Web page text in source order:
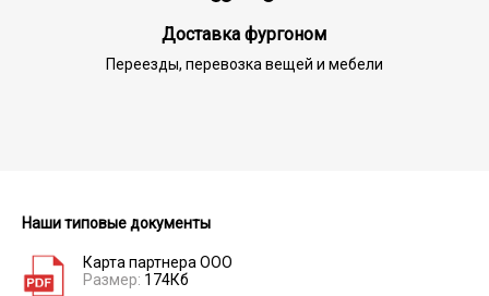
Доставка фургоном
Переезды, перевозка вещей и мебели
Наши типовые документы
Карта партнера ООО
Размер: 174Кб